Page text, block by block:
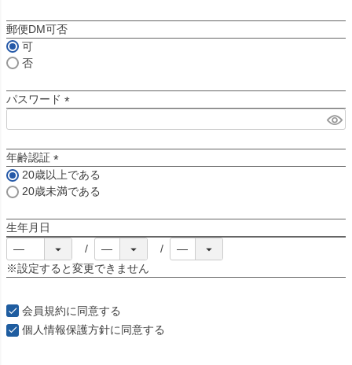
郵便DM可否
可
否
パスワード
須
)
年齢認証
(
必
20歳以上である
20歳未満である
生年月日
※設定すると変更できません
会員規約に同意する
個人情報保護方針に同意する